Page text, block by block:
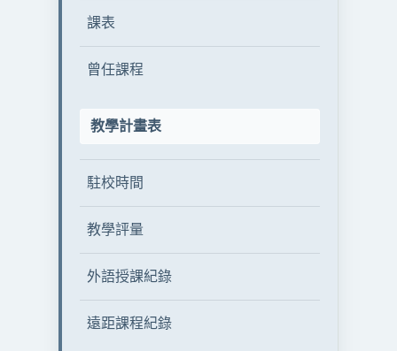
課表
曾任課程
教學計畫表
駐校時間
教學評量
外語授課紀錄
遠距課程紀錄